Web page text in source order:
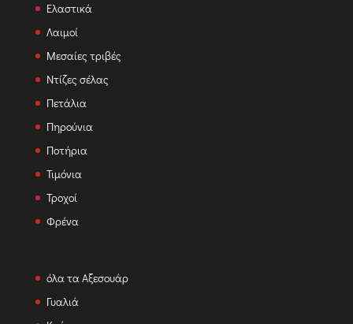
Ελαστικά
Λαιμοί
Μεσαίες τριβές
Ντίζες σέλας
Πετάλια
Πηρούνια
Ποτήρια
Τιμόνια
Τροχοί
Φρένα
όλα τα Αξεσουάρ
Γυαλιά